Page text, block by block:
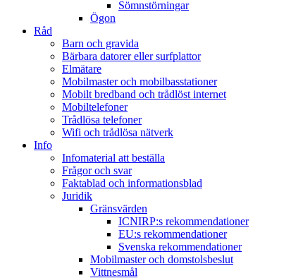
Sömnstörningar
Ögon
Råd
Barn och gravida
Bärbara datorer eller surfplattor
Elmätare
Mobilmaster och mobilbasstationer
Mobilt bredband och trådlöst internet
Mobiltelefoner
Trådlösa telefoner
Wifi och trådlösa nätverk
Info
Infomaterial att beställa
Frågor och svar
Faktablad och informationsblad
Juridik
Gränsvärden
ICNIRP:s rekommendationer
EU:s rekommendationer
Svenska rekommendationer
Mobilmaster och domstolsbeslut
Vittnesmål